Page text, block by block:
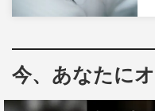
今、あなたに